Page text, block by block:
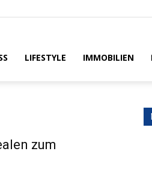
LIFESTYLE IMMOBILIEN
zum